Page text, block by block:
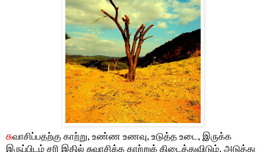
சுவாசிப்பதற்கு காற்று, உண்ண உணவு, உடுத்த உடை, இருக்க
இருப்பிடம் சரி இதில் சுவாசிக்க காற்றுக் கிடைத்துவிடும், அடுத்து